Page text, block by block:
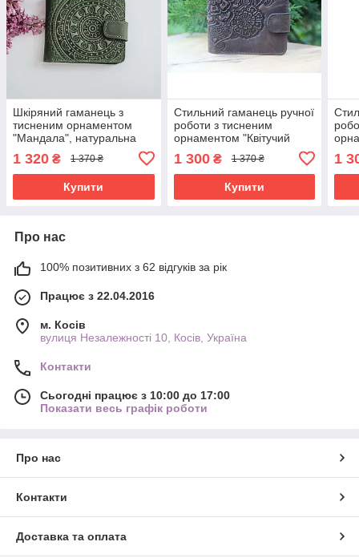
Шкіряний гаманець з
тисненим орнаментом
"Мандала", натуральна
оливкового кольору, 11х9
см
1 320 ₴ 1 370 ₴
Купити
Стильний гаманець ручної
роботи з тисненим
орнаментом "Квітучий
коричневого кольору, 11х9
см
1 300₴ 1 370 ₴
Купити
1
Про нас
100% позитивних з 62 відгуків за рік
Працює з 22.04.2016
м. Косів
вулиця Незалежності 10, Косів, Україна
Контакти
Сьогодні працює з 10:00 до 17:00
Показати весь графік роботи
Про нас
Контакти
Доставка та оплата